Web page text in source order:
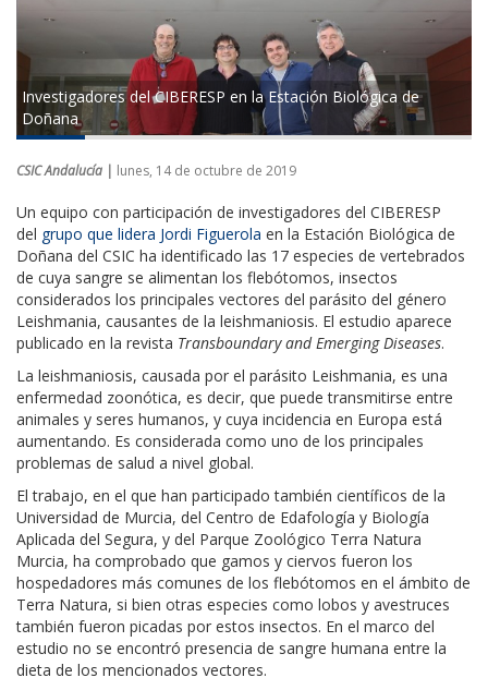
Investigadores del CIBERESP en la Estación Biológica de
Doñana
CSIC Andalucía | lunes, 14 de octubre de 2019
Un equipo con participación de investigadores del CIBERESP
del grupo que lidera Jordi Figuerola en la Estación Biológica de
Doñana del CSIC ha identificado las 17 especies de vertebrados
de cuya sangre se alimentan los flebótomos, insectos
considerados los principales vectores del parásito del género
Leishmania, causantes de la leishmaniosis. El estudio aparece
publicado en la revista Transboundary and Emerging Diseases.
La leishmaniosis, causada por el parásito Leishmania, es una
enfermedad zoonótica, es decir, que puede transmitirse entre
animales y seres humanos, y cuya incidencia en Europa está
aumentando. Es considerada como uno de los principales
problemas de salud a nivel global.
El trabajo, en el que han participado también científicos de la
Universidad de Murcia, del Centro de Edafología y Biología
Aplicada del Segura, y del Parque Zoológico Terra Natura
Murcia, ha comprobado que gamos y ciervos fueron los
hospedadores más comunes de los flebótomos en el ámbito de
Terra Natura, si bien otras especies como lobos y avestruces
también fueron picadas por estos insectos. En el marco del
estudio no se encontró presencia de sangre humana entre la
dieta de los mencionados vectores.